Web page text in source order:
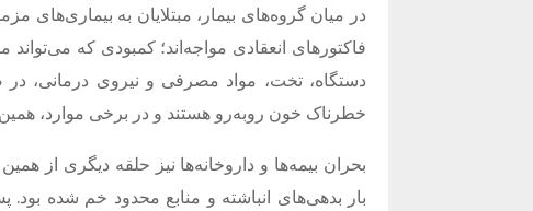
در میان گروه‌های بیمار، مبتلایان به بیماری‌های
فاکتورهای انعقادی مواجه‌اند؛ کمبودی که می‌تواند
دستگاه، تخت، مواد مصرفی و نیروی درمانی، در
خطرناک خون روبه‌رو هستند و در برخی موارد،
بحران بیمه‌ها و داروخانه‌ها نیز حلقه دیگری از
بار بدهی‌های انباشته و منابع محدود خم شده